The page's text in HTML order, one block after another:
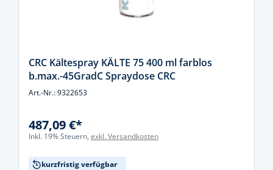
CRC Kältespray KÄLTE 75 400 ml farblos
b.max.-45GradC Spraydose CRC
Art.-Nr.: 9322653
487,09 €*
Inkl. 19% Steuern, exkl. Versandkosten
kurzfristig verfügbar